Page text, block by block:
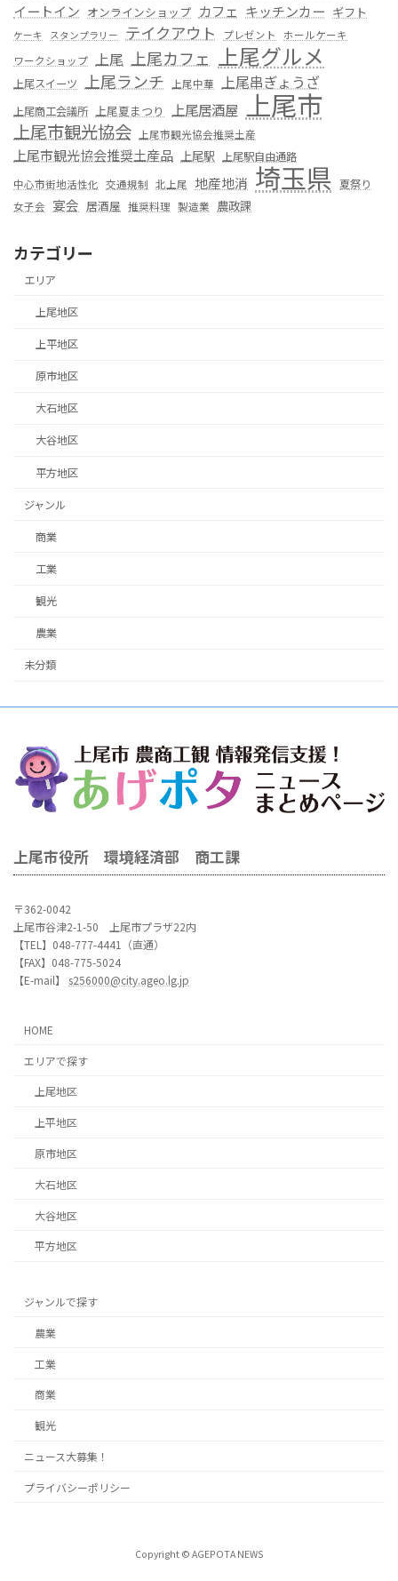
イートイン オンラインショップ カフェ キッチンカー ギフト
ケーキ スタンプラリー テイクアウト プレゼント
ホールケーキ
ワークショップ 上尾 上尾カフェ 上尾グルメ
上尾スイーツ 上尾ランチ 上尾中華 上尾串ぎょうざ
上尾商工会議所 上尾夏まつり 上尾居酒屋 上尾市
上尾市観光協会 上尾市観光協会推奨土産
上尾市観光協会推奨土産品 上尾駅 上尾駅自由通路
中心市街地活性化 交通規制 北上尾 地産地消 埼玉県 夏祭り
女子会 宴会 居酒屋 推奨料理 製造業 農政課
カテゴリー
エリア
上尾地区
上平地区
原市地区
大石地区
大谷地区
平方地区
ジャンル
商業
工業
観光
農業
未分類
上尾市役所 環境経済部 商工課
〒362-0042
上尾市谷津2-1-50 上尾市プラザ22内
【TEL】048-777-4441（直通）
【FAX】048-775-5024
【E-mail】 s256000@city.ageo.lg.jp
HOME
エリアで探す
上尾地区
上平地区
原市地区
大石地区
大谷地区
平方地区
ジャンルで探す
農業
工業
商業
観光
ニュース大募集！
プライバシーポリシー
Copyright © AGEPOTA NEWS